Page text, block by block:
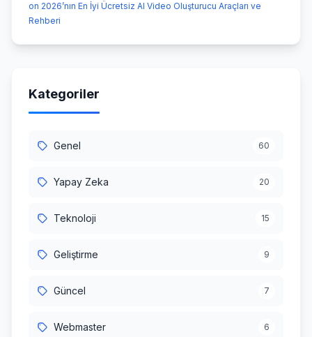
on 2026’nın En İyi Ücretsiz AI Video Oluşturucu Araçları ve
Rehberi
Kategoriler
Genel 60
Yapay Zeka 20
Teknoloji 15
Geliştirme 9
Güncel 7
Webmaster 6